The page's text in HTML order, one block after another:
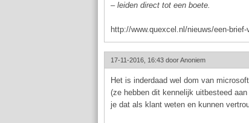
– leiden direct tot een boete.
http://www.quexcel.nl/nieuws/een-
17-11-2016, 16:43 doorAnoniem
Het is inderdaad wel dom van
(ze hebben dit kennelijk uitbesteed
je dat als klant weten en kunnen